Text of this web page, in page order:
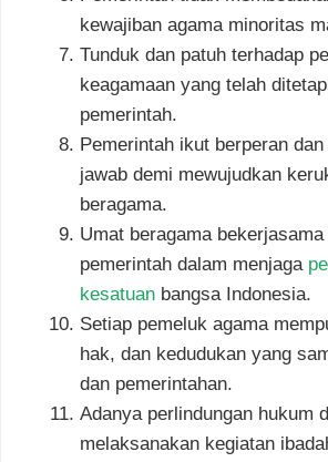
kewajiban agama minoritas
Tunduk dan patuh terhadap
keagamaan yang telah
pemerintah.
Pemerintah ikut berperan
jawab demi mewujudkan
beragama.
Umat beragama bekerjasama
pemerintah dalam menjaga
kesatuan bangsa Indonesia.
Setiap pemeluk agama
hak, dan kedudukan yang
dan pemerintahan.
Adanya perlindungan hukum
melaksanakan kegiatan